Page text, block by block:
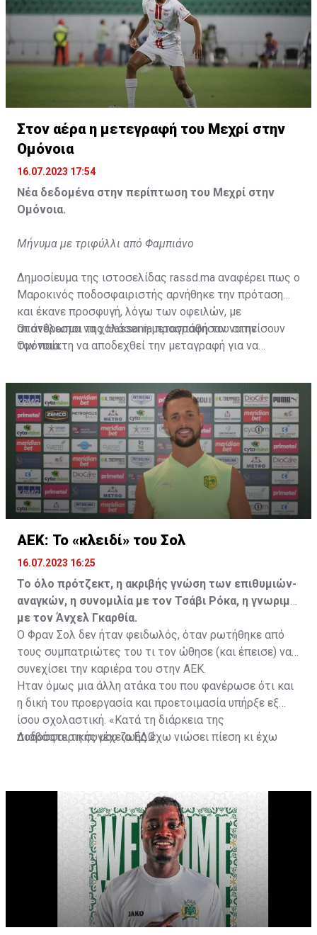
Στον αέρα η μετεγραφή του Μεχρί στην
Ομόνοια
16.07.2023 17:54
Νέα δεδομένα στην περίπτωση του Μεχρί στην
Ομόνοια.
Μήνυμα με τριφύλλι από Φαμπιάνο
Δημοσίευμα της ιστοσελίδας rassd.ma αναφέρει πως ο
Μαροκινός ποδοσφαιριστής αρνήθηκε την πρόταση
και έκανε προσφυγή, λόγω των οφειλών, με
αποτέλεσμα να χαλάσει η μεταγραφή του στην
Ομόνοια.
Οι άνθρωποι της Hassania προσπάθησαν να πείσουν
τον παίκτη να αποδεχθεί την μεταγραφή για να
να λύσει το συμβόλαιό του, ώστε να μετακομίσει
ελεύθερα σε οποιαδήποτε νέα ομάδα το τρέχον
καλοκαίρι.
ΑΕΚ: Το «κλειδί» του Σολ
16.07.2023 16:25
Το όλο πρότζεκτ, η ακριβής γνώση των επιθυμιών-
αναγκών, η συνομιλία με τον Τσάβι Ρόκα, η γνωριμία
με τον Άνχελ Γκαρθία.
Ο Φραν Σολ δεν ήταν φειδωλός, όταν ρωτήθηκε από
τους συμπατριώτες του τι τον ώθησε (και έπεισε) να
συνεχίσει την καριέρα του στην ΑΕΚ.
Ήταν όμως μια άλλη ατάκα του που φανέρωσε ότι και
η δική του προεργασία και προετοιμασία υπήρξε εξ
ίσου σχολαστική. «Κατά τη διάρκεια της
ποδοσφαιρικής μου ζωής έχω νιώσει πίεση κι έχω
Διαβάστε τη συνέχειαΕΔΩ